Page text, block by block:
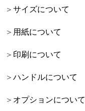
サイズについて
用紙について
印刷について
ハンドルについて
オプションについて